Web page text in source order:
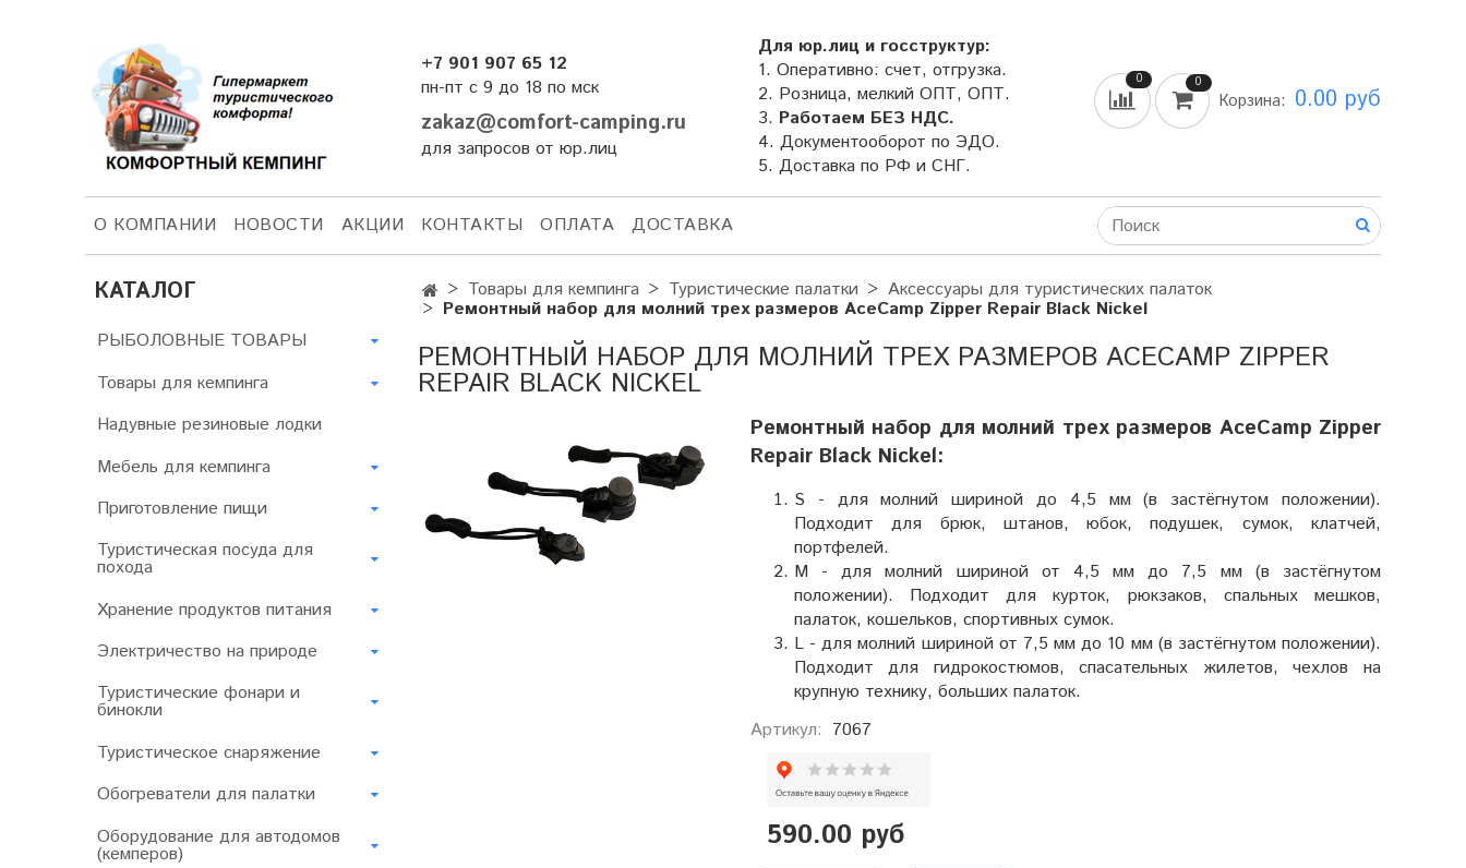
+7 901 907 65 12
пн-пт с 9 до 18 по мск
zakaz@comfort-camping.ru
для запросов от юр.лиц
Для юр.лиц и госструктур:
1. Оперативно: счет, отгрузка.
2. Розница, мелкий ОПТ, ОПТ.
3. Работаем БЕЗ НДС.
4. Документооборот по ЭДО.
5. Доставка по РФ и СНГ.
0 0
Корзина: 0.00 руб
О КОМПАНИИ НОВОСТИ АКЦИИ КОНТАКТЫ ОПЛАТА ДОСТАВКА
Товары для кемпинга Туристические палатки Аксессуары для туристических палаток
Ремонтный набор для молний трех размеров AceCamp Zipper Repair Black Nickel
РЕМОНТНЫЙ НАБОР ДЛЯ МОЛНИЙ ТРЕХ РАЗМЕРОВ ACECAMP ZIPPER
REPAIR BLACK NICKEL
Ремонтный набор для молний трех размеров AceCamp Zipper
Repair Black Nickel:
S - для молний шириной до 4,5 мм (в застёгнутом положении).
Подходит для брюк, штанов, юбок, подушек, сумок, клатчей,
портфелей.
M - для молний шириной от 4,5 мм до 7,5 мм (в застёгнутом
положении). Подходит для курток, рюкзаков, спальных мешков,
палаток, кошельков, спортивных сумок.
L - для молний шириной от 7,5 мм до 10 мм (в застёгнутом положении).
Подходит для гидрокостюмов, спасательных жилетов, чехлов на
крупную технику, больших палаток.
Артикул: 7067
590.00 руб
КАТАЛОГ
РЫБОЛОВНЫЕ ТОВАРЫ
Товары для кемпинга
Надувные резиновые лодки
Мебель для кемпинга
Приготовление пищи
Туристическая посуда для
похода
Хранение продуктов питания
Электричество на природе
Туристические фонари и
бинокли
Туристическое снаряжение
Обогреватели для палатки
Оборудование для автодомов
(кемперов)